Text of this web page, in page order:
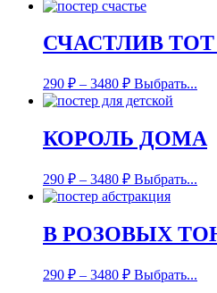
СЧАСТЛИВ
290 ₽ – 3480 ₽ Выбрать...
КОРОЛЬ ДОМА
290 ₽ – 3480 ₽ Выбрать...
В РОЗОВЫХ
290 ₽ – 3480 ₽ Выбрать...